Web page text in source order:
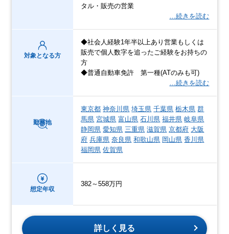
タル・販売の営業
…続きを読む
対象となる方
◆社会人経験1年半以上あり営業もしくは
販売で個人数字を追ったご経験をお持ちの
方
◆普通自動車免許 第一種(ATのみも可)
…続きを読む
勤務地
東京都 神奈川県 埼玉県 千葉県 栃木県 群
馬県 宮城県 富山県 石川県 福井県 岐阜県
静岡県 愛知県 三重県 滋賀県 京都府 大阪
府 兵庫県 奈良県 和歌山県 岡山県 香川県
福岡県 佐賀県
想定年収
382～558万円
詳しく見る